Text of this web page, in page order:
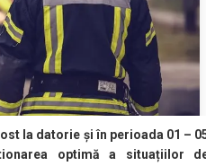
la datorie și în perioada 01 –
optimă a situațiilor